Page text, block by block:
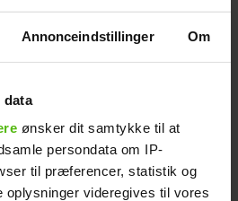
Annonceindstillinger Om
data
ønsker dit samtykke til at
persondata om IP-
til præferencer, statistik og
oplysninger videregives til vores
update på
er for lille